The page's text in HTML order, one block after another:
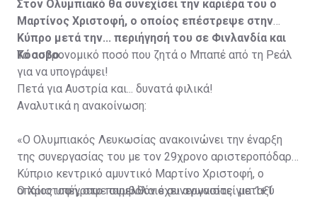
Στον Ολυμπιακό θα συνεχίσει την καριέρα του ο
Μαρτίνος Χριστοφή, ο οποίος επέστρεψε στην
Κύπρο μετά την... περιήγησή του σε Φινλανδία και
Κόσοβο.
Το αστρονομικό ποσό που ζητά ο Μπαπέ από τη Ρεάλ
για να υπογράψει!
Πετά για Αυστρία και... δυνατά φιλικά!
Αναλυτικά η ανακοίνωση:
«Ο Ολυμπιακός Λευκωσίας ανακοινώνει την έναρξη
της συνεργασίας του με τον 29χρονο αριστεροπόδαρο
Κύπριο κεντρικό αμυντικό Μαρτίνο Χριστοφή, ο
οποίος υπέγραψε συμβόλαιο συνεργασίας για 1+1
Ο Χριστοφή, στο παρελθόν έχει αγωνιστεί μεταξύ